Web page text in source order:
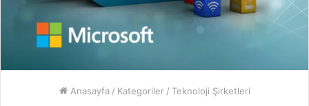
Anasayfa / Kategoriler / Teknoloji Şirketleri